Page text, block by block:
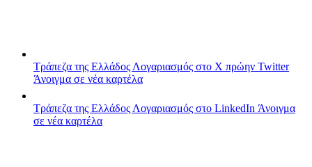
Τράπεζα της Ελλάδος Λογαριασμός στο X πρώην Twitter
Άνοιγμα σε νέα καρτέλα
Τράπεζα της Ελλάδος Λογαριασμός στο LinkedIn Άνοιγμα
σε νέα καρτέλα